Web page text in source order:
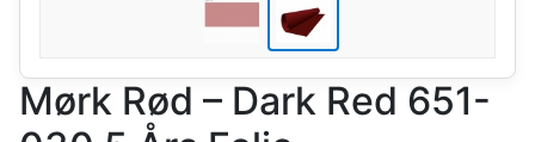
Mørk Rød – Dark Red 651-